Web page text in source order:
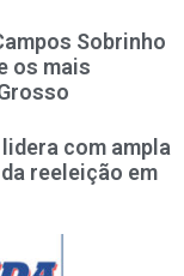
Sobrinho
os mais
com ampla
reeleição em